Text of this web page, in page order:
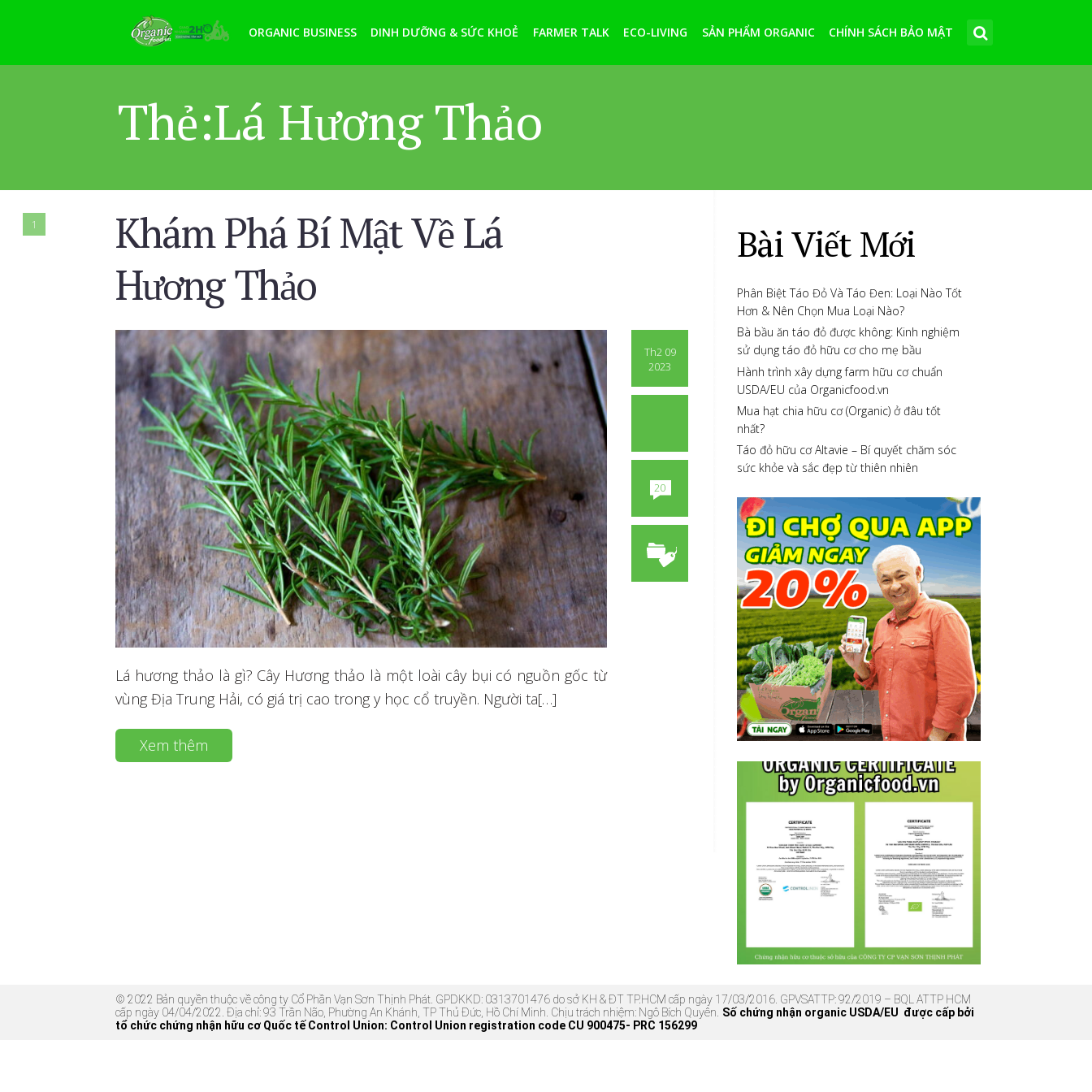
ORGANIC BUSINESS DINH DƯỠNG & SỨC KHOẺ FARMER TALK ECO-LIVING SẢN PHẨM ORGANIC CHÍNH SÁCH BẢO MẬT
Thẻ:Lá Hương Thảo
1
Khám Phá Bí Mật Về Lá
Hương Thảo
Th2 09
2023
20
Lá hương thảo là gì? Cây Hương thảo là một loài cây bụi có nguồn gốc từ
vùng Địa Trung Hải, có giá trị cao trong y học cổ truyền. Người ta[…]
Xem thêm
Bài Viết Mới
Phân Biệt Táo Đỏ Và Táo Đen: Loại Nào Tốt
Hơn & Nên Chọn Mua Loại Nào?
Bà bầu ăn táo đỏ được không: Kinh nghiệm
sử dụng táo đỏ hữu cơ cho mẹ bầu
Hành trình xây dựng farm hữu cơ chuẩn
USDA/EU của Organicfood.vn
Mua hạt chia hữu cơ (Organic) ở đâu tốt
nhất?
Táo đỏ hữu cơ Altavie – Bí quyết chăm sóc
sức khỏe và sắc đẹp từ thiên nhiên
© 2022 Bản quyền thuộc về công ty Cổ Phần Vạn Sơn Thịnh Phát. GPDKKD: 0313701476 do sở KH & ĐT TP.HCM cấp ngày 17/03/2016. GPVSATTP: 92/2019 – BQL ATTP HCM
cấp ngày 04/04/2022. Địa chỉ: 93 Trần Não, Phường An Khánh, TP Thủ Đức, Hồ Chí Minh. Chịu trách nhiệm: Ngô Bích Quyên. Số chứng nhận organic USDA/EU được cấp bởi
tổ chức chứng nhận hữu cơ Quốc tế Control Union: Control Union registration code CU 900475- PRC 156299